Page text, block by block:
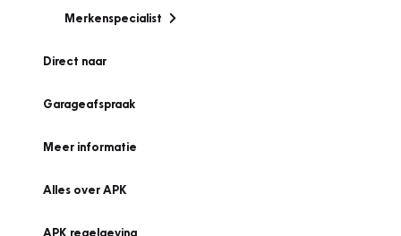
Merkenspecialist
Direct naar
Garageafspraak
Meer informatie
Alles over APK
APK regelgeving